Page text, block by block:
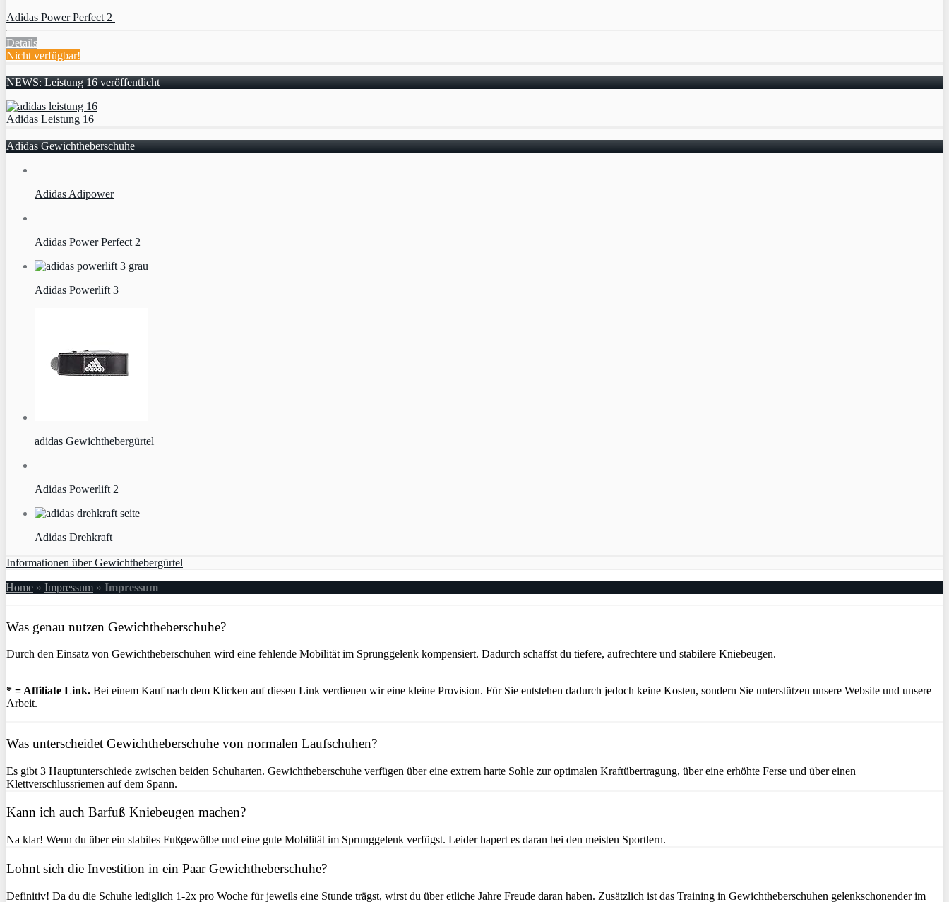
Adidas Power Perfect 2
Details
Nicht verfügbar!
NEWS: Leistung 16 veröffentlicht
Adidas Leistung 16
Adidas Gewichtheberschuhe
Adidas Adipower
Adidas Power Perfect 2
Adidas Powerlift 3
adidas Gewichthebergürtel
Adidas Powerlift 2
Adidas Drehkraft
Informationen über Gewichthebergürtel
Home » Impressum » Impressum
Was genau nutzen Gewichtheberschuhe?
Durch den Einsatz von Gewichtheberschuhen wird eine fehlende Mobilität im Sprunggelenk kompensiert. Dadurch schaffst du tiefere, aufrechtere und stabilere Kniebeugen.
* = Affiliate Link. Bei einem Kauf nach dem Klicken auf diesen Link verdienen wir eine kleine Provision. Für Sie entstehen dadurch jedoch keine Kosten, sondern Sie unterstützen unsere Website und unsere
Arbeit.
Was unterscheidet Gewichtheberschuhe von normalen Laufschuhen?
Es gibt 3 Hauptunterschiede zwischen beiden Schuharten. Gewichtheberschuhe verfügen über eine extrem harte Sohle zur optimalen Kraftübertragung, über eine erhöhte Ferse und über einen
Klettverschlussriemen auf dem Spann.
Kann ich auch Barfuß Kniebeugen machen?
Na klar! Wenn du über ein stabiles Fußgewölbe und eine gute Mobilität im Sprunggelenk verfügst. Leider hapert es daran bei den meisten Sportlern.
Lohnt sich die Investition in ein Paar Gewichtheberschuhe?
Definitiv! Da du die Schuhe lediglich 1-2x pro Woche für jeweils eine Stunde trägst, wirst du über etliche Jahre Freude daran haben. Zusätzlich ist das Training in Gewichtheberschuhen gelenkschonender im